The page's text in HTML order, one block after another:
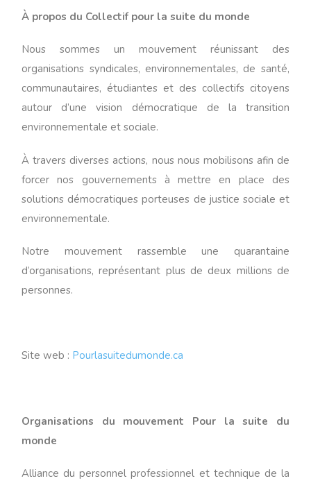
À propos du Collectif pour la suite du monde
Nous sommes un mouvement réunissant des
organisations syndicales, environnementales, de santé,
communautaires, étudiantes et des collectifs citoyens
autour d’une vision démocratique de la transition
environnementale et sociale.
À travers diverses actions, nous nous mobilisons afin de
forcer nos gouvernements à mettre en place des
solutions démocratiques porteuses de justice sociale et
environnementale.
Notre mouvement rassemble une quarantaine
d’organisations, représentant plus de deux millions de
personnes.
Site web : Pourlasuitedumonde.ca
Organisations du mouvement Pour la suite du
monde
Alliance du personnel professionnel et technique de la